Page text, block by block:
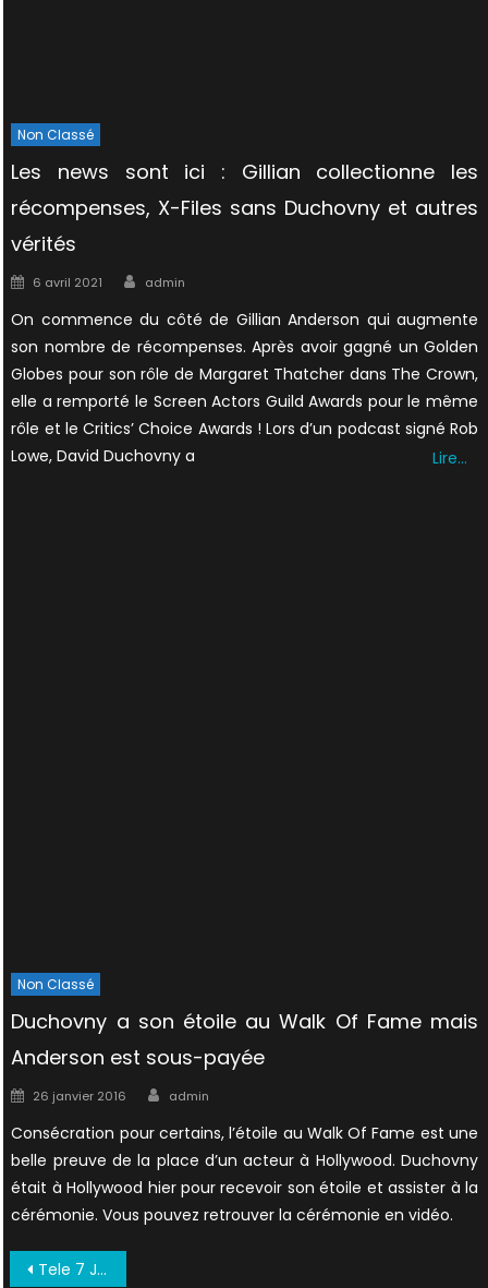
Non Classé
Les news sont ici : Gillian collectionne les
récompenses, X-Files sans Duchovny et autres
vérités
Posted
6 avril 2021 Author
admin
On commence du côté de Gillian Anderson qui augmente
son nombre de récompenses. Après avoir gagné un Golden
Globes pour son rôle de Margaret Thatcher dans The Crown,
elle a remporté le Screen Actors Guild Awards pour le même
rôle et le Critics’ Choice Awards ! Lors d’un podcast signé Rob
Lowe, David Duchovny a
Lire…
Non Classé
Duchovny a son étoile au Walk Of Fame mais
Anderson est sous-payée
Posted
26 janvier 2016 Author
admin
Consécration pour certains, l’étoile au Walk Of Fame est une
belle preuve de la place d’un acteur à Hollywood. Duchovny
était à Hollywood hier pour recevoir son étoile et assister à la
cérémonie. Vous pouvez retrouver la cérémonie en vidéo.
Navigation
Tele 7 Jours Octobre 1998 VF (1)